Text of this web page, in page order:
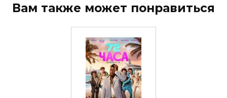
Вам также может понравиться